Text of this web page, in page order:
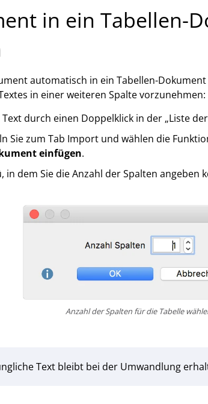
in ein Tabellen-
automatisch in ein Tabellen-
in einer weiteren Spalte vorzunehmen:
durch einen Doppelklick in der „Liste
Sie zum Tab Import und wählen die
einfügen.
in dem Sie die Anzahl der Spalten angeben
Anzahl der Spalten für die Tabelle
Text bleibt bei der Umwandlung